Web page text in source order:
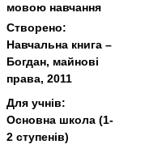
мовою навчання
Створено:
Навчальна книга –
Богдан, майнові
права, 2011
Для учнів:
Основна школа (1-
2 ступенів)